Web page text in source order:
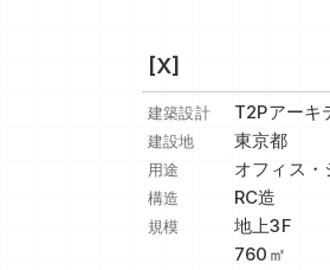
[X]
建築設計 T2Pアーキ
建設地 東京都
用途 オフィス・
構造 RC造
規模
地上3F
760㎡